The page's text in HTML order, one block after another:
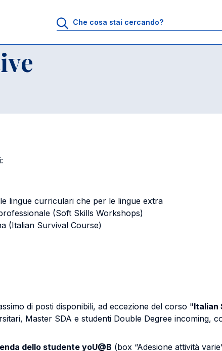
lingue curriculari che per le lingue extra
(Soft Skills Workshops)
(Italian Survival Course)
di posti disponibili, ad eccezione del corso "Italian
Master SDA e studenti Double Degree incoming,
dello studente yoU@B (box “Adesione attività